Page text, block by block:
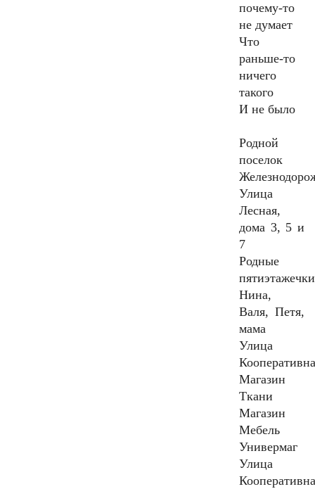
почему-то
не думает
Что
раньше-то
ничего
такого
И не было
Родной
поселок
Улица
Лесная,
дома 3, 5 и
7
Родные
пятиэтажечки
Нина,
Валя, Петя,
мама
Улица
Магазин
Ткани
Магазин
Мебель
Универмаг
Улица